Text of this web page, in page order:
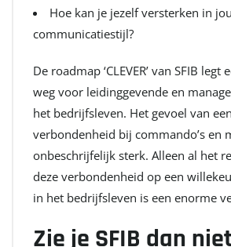
Hoe kan je jezelf versterken in
communicatiestijl?
De roadmap ‘CLEVER’ van SFIB
weg voor leidinggevende en
het bedrijfsleven. Het gevoel van
verbondenheid bij commando’s en
onbeschrijfelijk sterk. Alleen al het
deze verbondenheid op een
in het bedrijfsleven is een enorme
Zie je SFIB dan